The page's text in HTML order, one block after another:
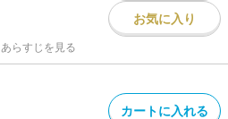
お気に入り
あらすじを見る
カートに入れる